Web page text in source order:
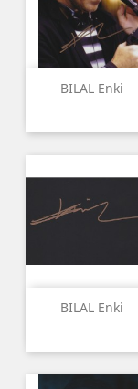
BILAL Enki
BILAL Enki